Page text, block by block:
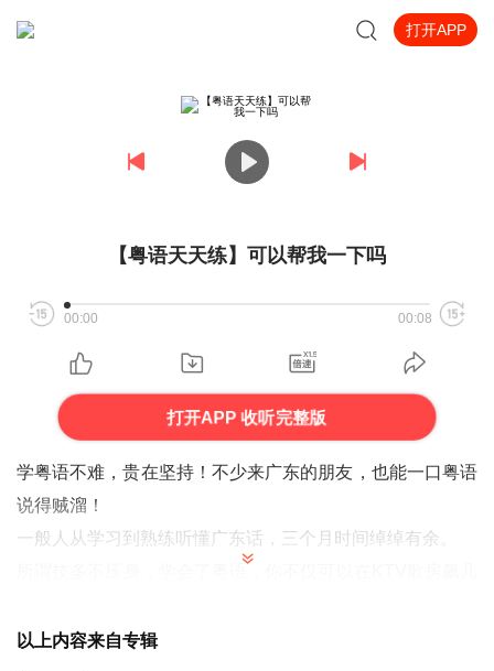
打开APP
【粤语天天练】可以帮我一下吗
00:00 00:08
打开APP 收听完整版
学粤语不难，贵在坚持！不少来广东的朋友，也能一口粤语
说得贼溜！
一般人从学习到熟练听懂广东话，三个月时间绰绰有余。
赢得满堂喝彩！
以上内容来自专辑